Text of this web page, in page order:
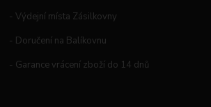
- Výdejní místa Zásilkovny
- Doručení na Balíkovnu
- Garance vrácení zboží do 14 dnů